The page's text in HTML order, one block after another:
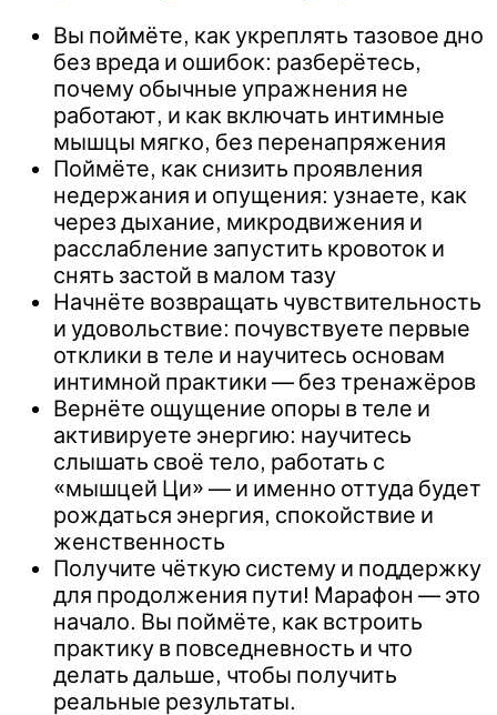
Вы поймёте, как укреплять тазовое дно
без вреда и ошибок: разберётесь,
почему обычные упражнения не
работают, и как включать интимные
мышцы мягко, без перенапряжения
Поймёте, как снизить проявления
недержания и опущения: узнаете, как
через дыхание, микродвижения и
расслабление запустить кровоток и
снять застой в малом тазу
Начнёте возвращать чувствительность
и удовольствие: почувствуете первые
отклики в теле и научитесь основам
интимной практики — без тренажёров
Вернёте ощущение опоры в теле и
активируете энергию: научитесь
слышать своё тело, работать с
«мышцей Ци» — и именно оттуда будет
рождаться энергия, спокойствие и
женственность
Получите чёткую систему и поддержку
для продолжения пути! Марафон — это
начало. Вы поймёте, как встроить
практику в повседневность и что
делать дальше, чтобы получить
реальные результаты.